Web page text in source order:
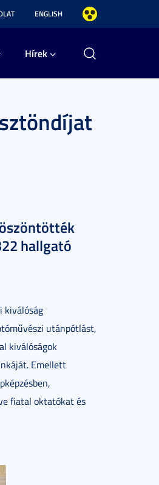
ENGLISH
Hírek
hallgató
kiválóság
utánpótlást,
kiválóságok
Emellett
fiatal oktatókat és